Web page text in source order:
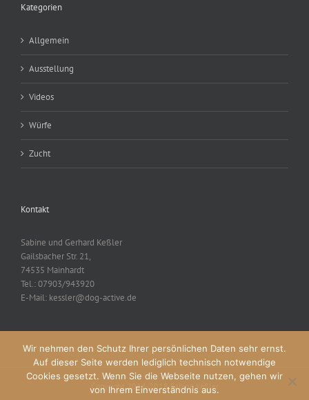
Kategorien
Allgemein
Ausstellung
Videos
Würfe
Zucht
Kontakt
Sabine und Gerhard Keßler
Gailsbacher Str. 21,
74535 Mainhardt
Tel.: 07903/943920
E-Mail: kessler@dog-active.de
Copyright 2016-2018 Sabine Keßler
Wir nehmen den Schutz Ihrer persönlichen Daten sehr ernst.
Auf dieser Seite werden lediglich technisch notwendige
Cookies gesetzt. Wenn Sie die Webseite nutzen, gehen wir
von Ihrem Einverständnis aus.